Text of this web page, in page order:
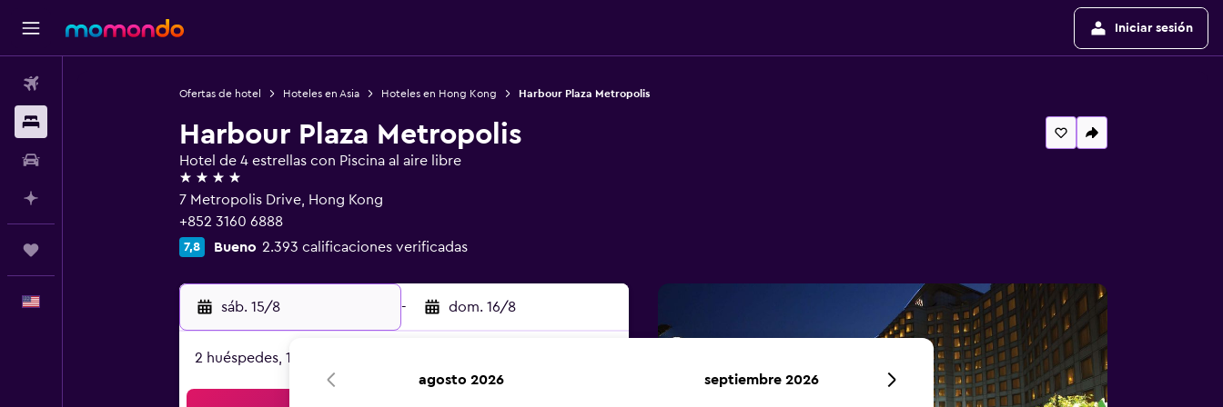
Iniciar sesión
Ofertas de hotel Hoteles en Asia Hoteles en Hong Kong Harbour Plaza Metropolis
Harbour Plaza Metropolis
Hotel de 4 estrellas con Piscina al aire libre
4 estrellas
7 Metropolis Drive, Hong Kong
+852 3160 6888
7,8 Bueno 2.393 calificaciones verificadas
sáb. 15/8 - dom. 16/8
2 huéspedes, 1 habitación
agosto 2026 septiembre 2026